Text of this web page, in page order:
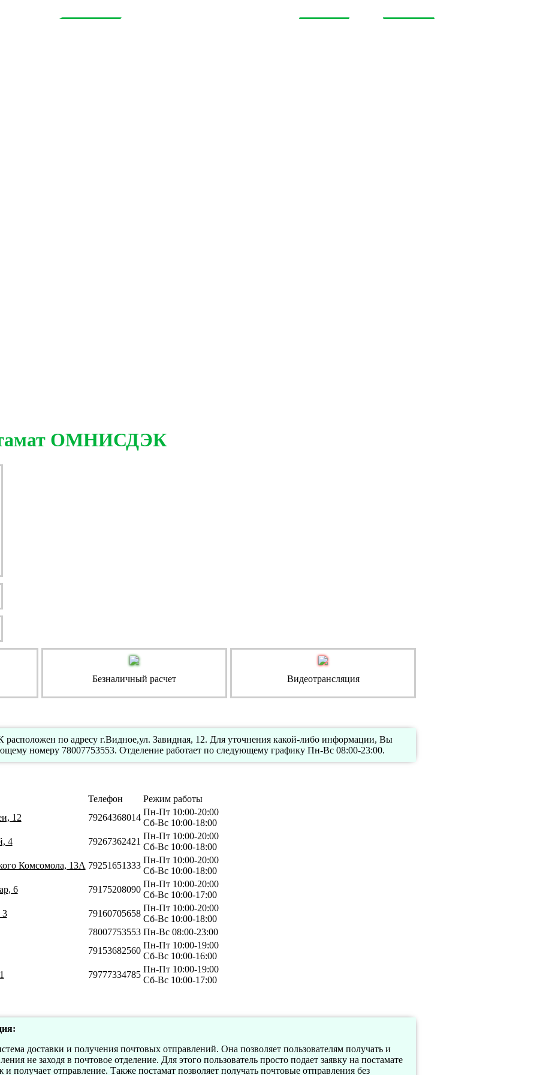
ОМНИСДЭК
Безналичный расчет Видеотрансляция
по адресу г.Видное,ул. Завидная, 12. Для уточнения какой-либо информации, Вы
номеру 78007753553. Отделение работает по следующему графику Пн-Вс 08:00-23:00.
Телефон
Режим работы
12
79264368014
Пн-Пт 10:00-20:00
Сб-Вс 10:00-18:00
4
79267362421
Пн-Пт 10:00-20:00
Сб-Вс 10:00-18:00
Комсомола, 13А 79251651333
Пн-Пт 10:00-20:00
Сб-Вс 10:00-18:00
6
79175208090
Пн-Пт 10:00-20:00
Сб-Вс 10:00-17:00
3
79160705658
Пн-Пт 10:00-20:00
Сб-Вс 10:00-18:00
78007753553 Пн-Вс 08:00-23:00
79153682560
Пн-Пт 10:00-19:00
Сб-Вс 10:00-16:00
79777334785
Пн-Пт 10:00-19:00
Сб-Вс 10:00-17:00
доставки и получения почтовых отправлений. Она позволяет пользователям получать и
не заходя в почтовое отделение. Для этого пользователь просто подает заявку на постамате
отправление. Также постамат позволяет получать почтовые отправления без